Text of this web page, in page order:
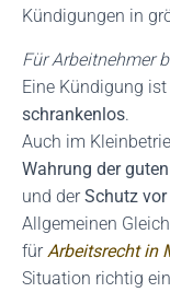
Kündigungen in
Für Arbeitnehmer
Eine Kündigung
schrankenlos.
Auch im
Wahrung der
und derSchutz
Allgemeinen
fürArbeitsrecht in
Situation richtig